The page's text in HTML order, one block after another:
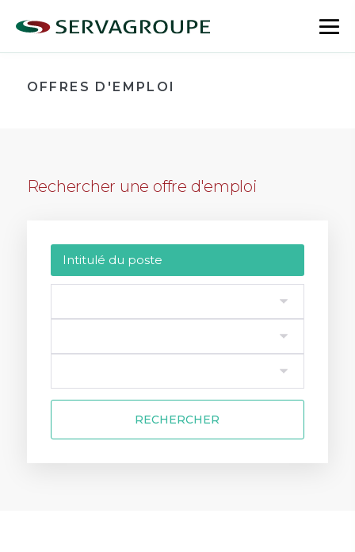
OFFRES D'EMPLOI
Rechercher une offre d'emploi
RECHERCHER